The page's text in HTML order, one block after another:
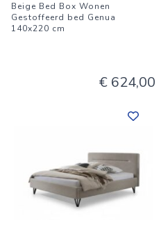
Beige Bed Box Wonen
Gestoffeerd bed Genua
140x220 cm
€ 624,00